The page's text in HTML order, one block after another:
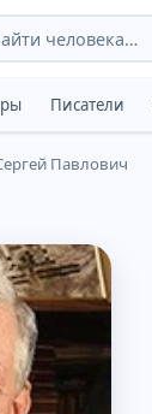
Писатели
Павлович